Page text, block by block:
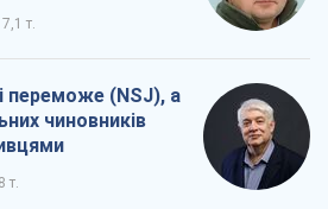
7,1 т.
переможе (NSJ), а
чиновників
т.